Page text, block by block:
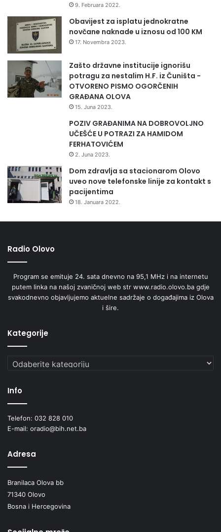
9. Februara 2022.
Obavijest za isplatu jednokratne
novčane naknade u iznosu od 100 KM
17. Novembra 2023.
Zašto državne institucije ignorišu
potragu za nestalim H.F. iz Čuništa -
OTVORENO PISMO OGORČENIH
GRAĐANA OLOVA
15. Juna 2023.
POZIV GRAĐANIMA NA DOBROVOLJNO
UČEŠĆE U POTRAZI ZA HAMIDOM
FERHATOVIĆEM
2. Juna 2023.
Dom zdravlja sa stacionarom Olovo
uveo nove telefonske linije za kontakt s
pacijentima
18. Januara 2022.
Radio Olovo
Program se emituje 24. sata dnevno na 95,1 MHz i na internetu
putem linka na našoj zvaničnoj web str www.radio.olovo.ba gdje
svakodnevno objavljujemo aktuelne sadržaje o događajima iz Olova
i šire.
Kategorije
Kategorije
Info
Telefon: 032 828 010
E-mail: oradio@bih.net.ba
Adresa
Branilaca Olova bb
71340 Olovo
Bosna i Hercegovina